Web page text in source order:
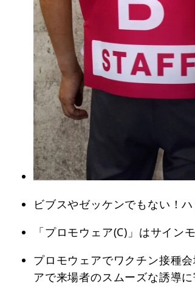
ビブスやゼッケンでもない！
「プロモウェア(C)」はサイン
プロモウェアでワクチン接種
アで来場者のスムーズな誘導に